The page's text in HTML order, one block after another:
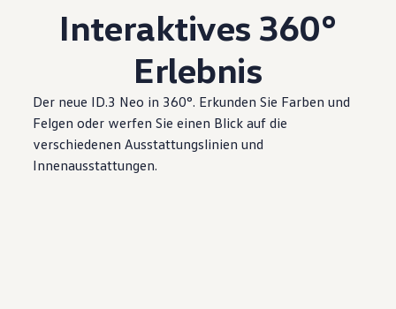
Interaktives 360°
Erlebnis
Der neue ID.3 Neo in 360°. Erkunden Sie Farben und
Felgen oder werfen Sie einen Blick auf die
verschiedenen Ausstattungslinien und
Innenausstattungen.